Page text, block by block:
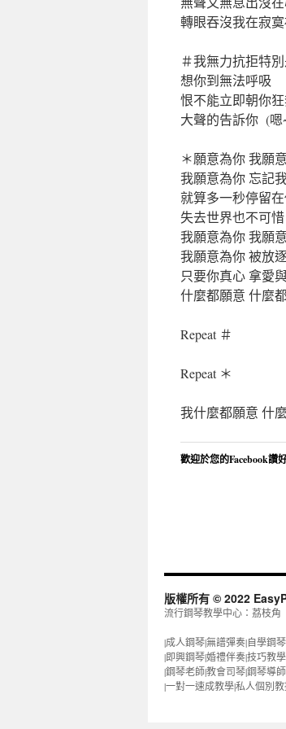
轉眼吞沒我在寂
＃我無力抗拒特
想你到無法呼吸
恨不能立即朝你
大聲的告訴你 (嗯
＊願意為你 我願
我願意為你 忘記
就算多一秒停留
失去世界也不可惜
我願意為你 我願
我願意為你 被放
只要你真心 拿愛
什麼都願意 什麼
Repeat ＃
Repeat ＊
我什麼都願意 什
歡迎於您的Facebook讚
版權所有 © 2022
流行鋼琴教學中心：荔枝角
|成人鋼琴|無譜彈奏|自學鋼
|即興鋼琴|婚禮伴奏|技巧教
|鋼琴老師|教會司琴|鋼琴導
|一對一速成教學|私人個別教